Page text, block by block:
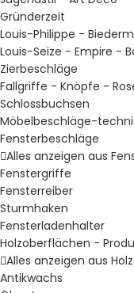
Gründerzeit
Louis-Philippe -
Louis-Seize - Empire -
Zierbeschläge
Fallgriffe - Knöpfe -
Schlossbuchsen
Möbelbeschläge-
Fensterbeschläge
Alles anzeigen aus
Fenstergriffe
Fensterreiber
Sturmhaken
Fensterladenhalter
Holzoberflächen -
Alles anzeigen aus
Antikwachs